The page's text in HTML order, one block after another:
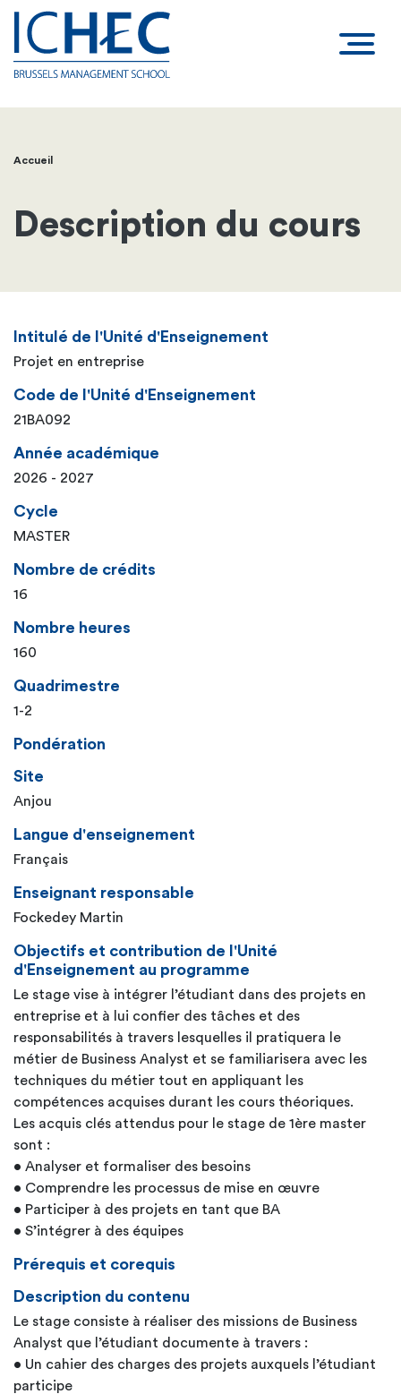
Fil
d'Ariane
Accueil
Description du cours
Intitulé de l'Unité d'Enseignement
Projet en entreprise
Code de l'Unité d'Enseignement
21BA092
Année académique
2026 - 2027
Cycle
MASTER
Nombre de crédits
16
Nombre heures
160
Quadrimestre
1-2
Pondération
Site
Anjou
Langue d'enseignement
Français
Enseignant responsable
Fockedey Martin
Objectifs et contribution de l'Unité
d'Enseignement au programme
Le stage vise à intégrer l’étudiant dans des projets en
entreprise et à lui confier des tâches et des
responsabilités à travers lesquelles il pratiquera le
métier de Business Analyst et se familiarisera avec les
techniques du métier tout en appliquant les
compétences acquises durant les cours théoriques.
Les acquis clés attendus pour le stage de 1ère master
sont :
• Analyser et formaliser des besoins
• Comprendre les processus de mise en œuvre
• Participer à des projets en tant que BA
• S’intégrer à des équipes
Prérequis et corequis
Description du contenu
Le stage consiste à réaliser des missions de Business
Analyst que l’étudiant documente à travers :
• Un cahier des charges des projets auxquels l’étudiant
participe